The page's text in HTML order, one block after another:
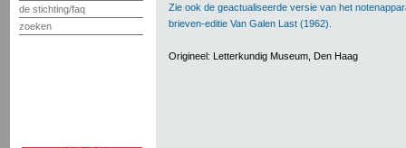
de stichting/faq
zoeken
Zie ook de geactualiseerde versie van het
brieven-editie Van Galen Last (1962).
Origineel: Letterkundig Museum, Den Haag